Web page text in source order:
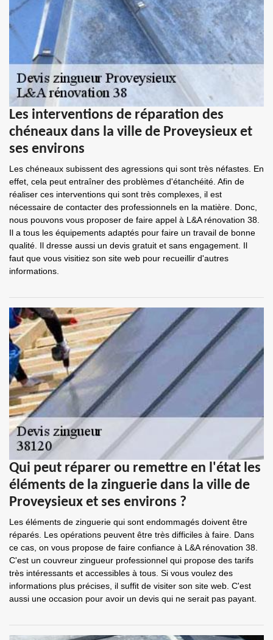
Les interventions de réparation des
chéneaux dans la ville de Proveysieux et
ses environs
Les chéneaux subissent des agressions qui sont très néfastes. En
effet, cela peut entraîner des problèmes d'étanchéité. Afin de
réaliser ces interventions qui sont très complexes, il est
nécessaire de contacter des professionnels en la matière. Donc,
nous pouvons vous proposer de faire appel à L&A rénovation 38.
Il a tous les équipements adaptés pour faire un travail de bonne
qualité. Il dresse aussi un devis gratuit et sans engagement. Il
faut que vous visitiez son site web pour recueillir d'autres
informations.
Qui peut réparer ou remettre en l'état les
éléments de la zinguerie dans la ville de
Proveysieux et ses environs ?
Les éléments de zinguerie qui sont endommagés doivent être
réparés. Les opérations peuvent être très difficiles à faire. Dans
ce cas, on vous propose de faire confiance à L&A rénovation 38.
C'est un couvreur zingueur professionnel qui propose des tarifs
très intéressants et accessibles à tous. Si vous voulez des
informations plus précises, il suffit de visiter son site web. C'est
aussi une occasion pour avoir un devis qui ne serait pas payant.